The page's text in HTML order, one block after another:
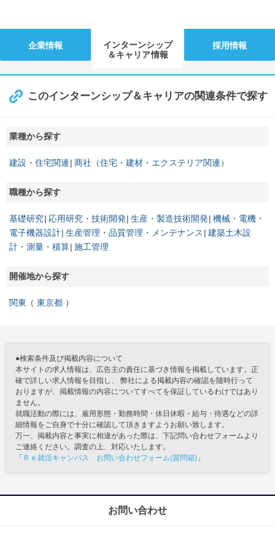
企業情報
インターンシップ
＆キャリア情報
採用情報
このインターンシップ＆キャリアの関連条件で探す
業種から探す
建設・住宅関連 商社（住宅・建材・エクステリア関連）
職種から探す
基礎研究 応用研究・技術開発 生産・製造技術開発 機械・電機・
電子機器設計 生産管理・品質管理・メンテナンス
建築土木設
計・測量・積算 施工管理
開催地から探す
関東 東京都
●検索条件及び掲載内容について
本サイトの求人情報は、広告主の責任に基づき情報を掲載しています。正
確で詳しい求人情報を目指し、 弊社による掲載内容の確認を随時行って
おりますが、掲載情報の内容についてすべてを保証しているわけではあり
ません。
就職活動の際には、雇用形態・勤務時間・休日休暇・給与・待遇などの詳
細情報をご自身で十分に確認して頂きますようお願い致します。
万一、掲載内容と事実に相違があった際は、下記問い合わせフォームより
ご連絡ください。調査の上、対応いたします。
「 Ｒｅ就活キャンパス お問い合わせフォーム(質問箱) 」
お問い合わせ